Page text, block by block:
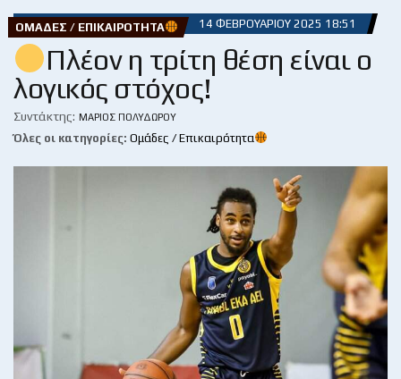
ΟΜΆΔΕΣ / ΕΠΙΚΑΙΡΌΤΗΤΑ 14 ΦΕΒΡΟΥΑΡΊΟΥ 2025 18:51
Πλέον η τρίτη θέση είναι ο
λογικός στόχος!
Συντάκτης: ΜΆΡΙΟΣ ΠΟΛΥΔΏΡΟΥ
Όλες οι κατηγορίες: Ομάδες / Επικαιρότητα